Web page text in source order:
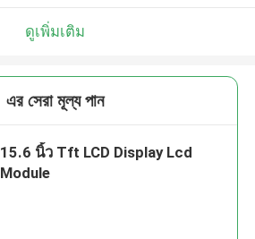
ดูเพิ่มเติม
এর সেরা মূল্য পান
15.6 นิ้ว Tft LCD Display Lcd
Module